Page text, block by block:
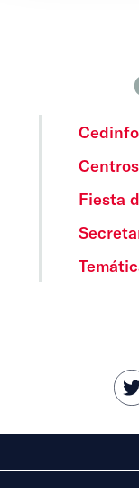
Centros
Fiesta